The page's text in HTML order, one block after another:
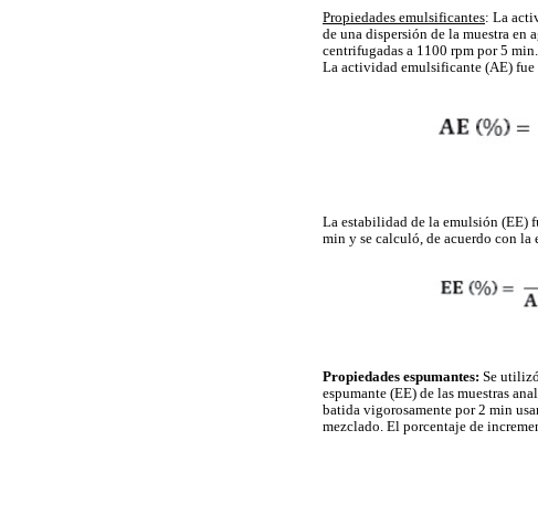
Propiedades emulsificantes: La
de una dispersión de la muestra en
centrifugadas a 1100 rpm por 5
La actividad emulsificante (AE)
La estabilidad de la emulsión (EE)
min y se calculó, de acuerdo con la
Propiedades espumantes: Se
espumante (EE) de las muestras
batida vigorosamente por 2 min
mezclado. El porcentaje de